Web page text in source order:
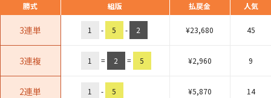
勝式 組版 払戻金 人気
3連単 1 - 5 - 2 ¥23,680 45
3連複 1 = 2 = 5 ¥2,960 9
2連単 1 - 5 ¥5,870 14